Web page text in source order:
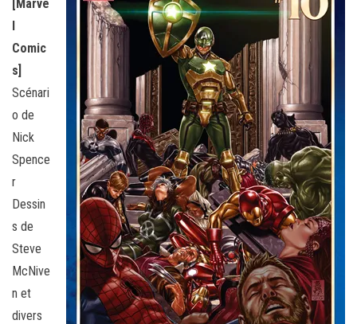
[Marve
l
Comic
s]
Scénari
o de
Nick
Spence
r
Dessin
s de
Steve
McNive
n et
divers